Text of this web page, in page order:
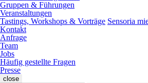
Gruppen & Führungen
Veranstaltungen
Tastings, Workshops & Vorträge Sensoria
Kontakt
Anfrage
Team
Jobs
Häufig gestellte Fragen
Presse
close